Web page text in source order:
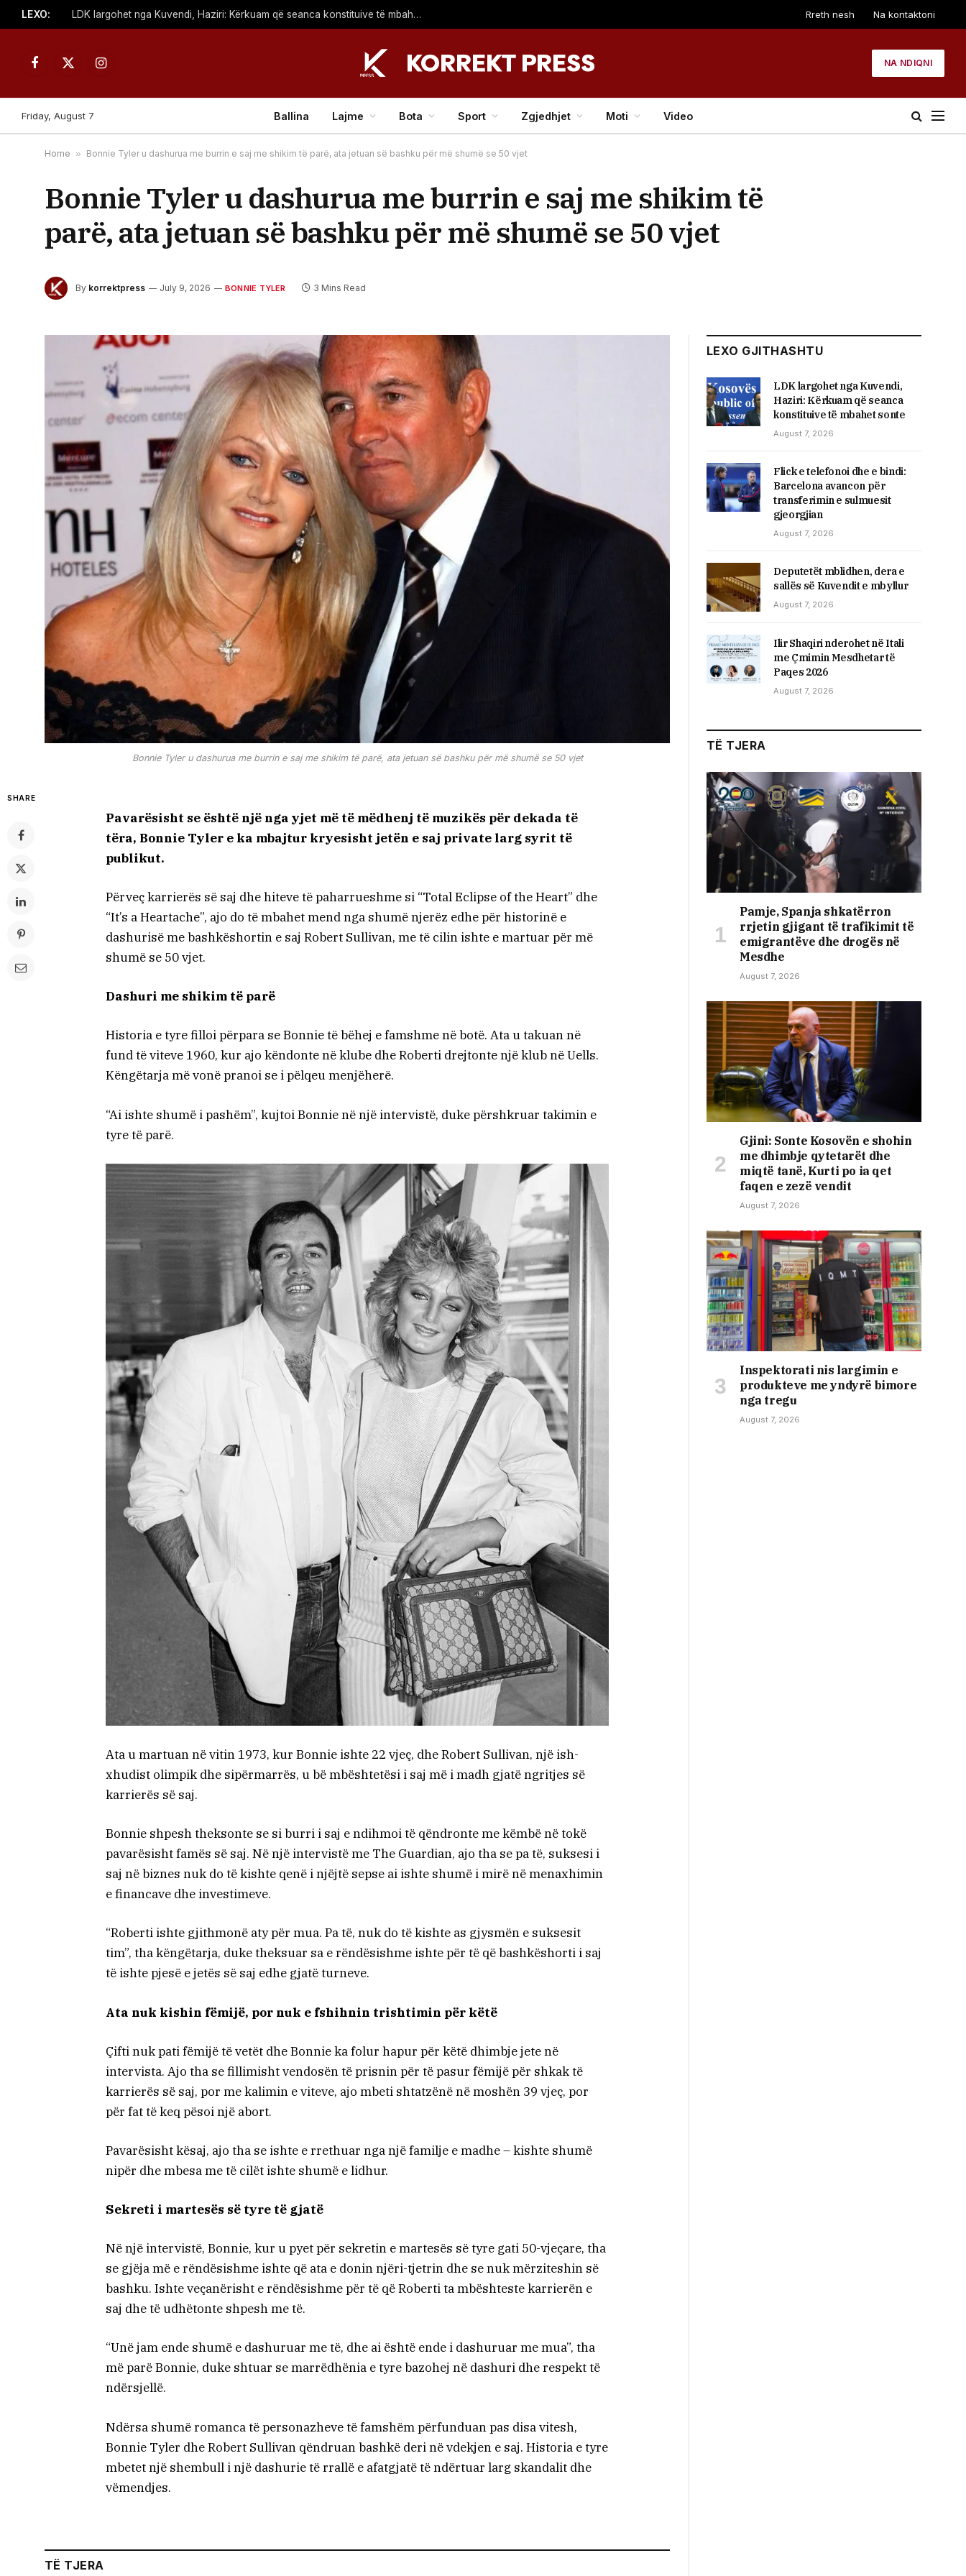
LEXO: LDK largohet nga Kuvendi, Haziri: Kërkuam që seanca konstituive të mbahet sonte Rreth nesh Na kontaktoni
Facebook
X
Instagram
NA NDIQNI
Friday, August 7 Ballina Lajme Bota Sport Zgjedhjet Moti Video
Home » Bonnie Tyler u dashurua me burrin e saj me shikim të parë, ata jetuan së bashku për më shumë se 50 vjet
Bonnie Tyler u dashurua me burrin e saj me shikim të
parë, ata jetuan së bashku për më shumë se 50 vjet
By korrektpress July 9, 2026 BONNIE TYLER 3 Mins Read
Bonnie Tyler u dashurua me burrin e saj me shikim të parë, ata jetuan së bashku për më shumë se 50 vjet
SHARE
Pavarësisht se është një nga yjet më të mëdhenj të muzikës për dekada të
tëra, Bonnie Tyler e ka mbajtur kryesisht jetën e saj private larg syrit të
publikut.
Përveç karrierës së saj dhe hiteve të paharrueshme si “Total Eclipse of the Heart” dhe
“It’s a Heartache”, ajo do të mbahet mend nga shumë njerëz edhe për historinë e
dashurisë me bashkëshortin e saj Robert Sullivan, me të cilin ishte e martuar për më
shumë se 50 vjet.
Dashuri me shikim të parë
Historia e tyre filloi përpara se Bonnie të bëhej e famshme në botë. Ata u takuan në
fund të viteve 1960, kur ajo këndonte në klube dhe Roberti drejtonte një klub në Uells.
Këngëtarja më vonë pranoi se i pëlqeu menjëherë.
“Ai ishte shumë i pashëm”, kujtoi Bonnie në një intervistë, duke përshkruar takimin e
tyre të parë.
Ata u martuan në vitin 1973, kur Bonnie ishte 22 vjeç, dhe Robert Sullivan, një ish-
xhudist olimpik dhe sipërmarrës, u bë mbështetësi i saj më i madh gjatë ngritjes së
karrierës së saj.
Bonnie shpesh theksonte se si burri i saj e ndihmoi të qëndronte me këmbë në tokë
pavarësisht famës së saj. Në një intervistë me The Guardian, ajo tha se pa të, suksesi i
saj në biznes nuk do të kishte qenë i njëjtë sepse ai ishte shumë i mirë në menaxhimin
e financave dhe investimeve.
“Roberti ishte gjithmonë aty për mua. Pa të, nuk do të kishte as gjysmën e suksesit
tim”, tha këngëtarja, duke theksuar sa e rëndësishme ishte për të që bashkëshorti i saj
të ishte pjesë e jetës së saj edhe gjatë turneve.
Ata nuk kishin fëmijë, por nuk e fshihnin trishtimin për këtë
Çifti nuk pati fëmijë të vetët dhe Bonnie ka folur hapur për këtë dhimbje jete në
intervista. Ajo tha se fillimisht vendosën të prisnin për të pasur fëmijë për shkak të
karrierës së saj, por me kalimin e viteve, ajo mbeti shtatzënë në moshën 39 vjeç, por
për fat të keq pësoi një abort.
Pavarësisht kësaj, ajo tha se ishte e rrethuar nga një familje e madhe – kishte shumë
nipër dhe mbesa me të cilët ishte shumë e lidhur.
Sekreti i martesës së tyre të gjatë
Në një intervistë, Bonnie, kur u pyet për sekretin e martesës së tyre gati 50-vjeçare, tha
se gjëja më e rëndësishme ishte që ata e donin njëri-tjetrin dhe se nuk mërziteshin së
bashku. Ishte veçanërisht e rëndësishme për të që Roberti ta mbështeste karrierën e
saj dhe të udhëtonte shpesh me të.
“Unë jam ende shumë e dashuruar me të, dhe ai është ende i dashuruar me mua”, tha
më parë Bonnie, duke shtuar se marrëdhënia e tyre bazohej në dashuri dhe respekt të
ndërsjellë.
Ndërsa shumë romanca të personazheve të famshëm përfunduan pas disa vitesh,
Bonnie Tyler dhe Robert Sullivan qëndruan bashkë deri në vdekjen e saj. Historia e tyre
mbetet një shembull i një dashurie të rrallë e afatgjatë të ndërtuar larg skandalit dhe
vëmendjes.
TË TJERA
LEXO GJITHASHTU
LDK largohet nga Kuvendi,
Haziri: Kërkuam që seanca
konstituive të mbahet sonte
August 7, 2026
Flick e telefonoi dhe e bindi:
Barcelona avancon për
transferimin e sulmuesit
gjeorgjian
August 7, 2026
Deputetët mblidhen, dera e
sallës së Kuvendit e mbyllur
August 7, 2026
Ilir Shaqiri nderohet në Itali
me Çmimin Mesdhetar të
Paqes 2026
August 7, 2026
TË TJERA
Pamje, Spanja shkatërron
rrjetin gjigant të trafikimit të
emigrantëve dhe drogës në
Mesdhe
August 7, 2026
Gjini: Sonte Kosovën e shohin
me dhimbje qytetarët dhe
miqtë tanë, Kurti po ia qet
faqen e zezë vendit
August 7, 2026
Inspektorati nis largimin e
produkteve me yndyrë bimore
nga tregu
August 7, 2026